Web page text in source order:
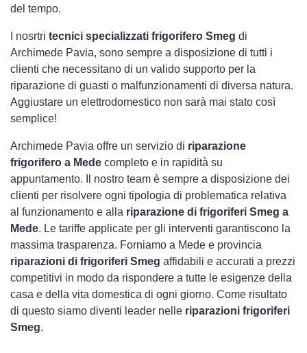
del tempo.
I nosrtri tecnici specializzati frigorifero Smeg di
Archimede Pavia, sono sempre a disposizione di tutti i
clienti che necessitano di un valido supporto per la
riparazione di guasti o malfunzionamenti di diversa natura.
Aggiustare un elettrodomestico non sarà mai stato così
semplice!
Archimede Pavia offre un servizio di riparazione
frigorifero a Mede completo e in rapidità su
appuntamento. Il nostro team è sempre a disposizione dei
clienti per risolvere ogni tipologia di problematica relativa
al funzionamento e alla riparazione di frigoriferi Smeg a
Mede. Le tariffe applicate per gli interventi garantiscono la
massima trasparenza. Forniamo a Mede e provincia
riparazioni di frigoriferi Smeg affidabili e accurati a prezzi
competitivi in modo da rispondere a tutte le esigenze della
casa e della vita domestica di ogni giorno. Come risultato
di questo siamo diventi leader nelle riparazioni frigoriferi
Smeg.